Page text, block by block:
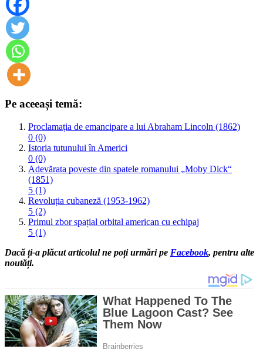
Pe aceeași temă:
Proclamația de emancipare a lui Abraham Lincoln (1862)
0 (0)
Istoria tutunului în Americi
0 (0)
Adevărata poveste din spatele romanului „Moby Dick“
(1851)
5 (1)
Revoluția cubaneză (1953-1962)
5 (2)
Primul zbor spațial orbital american cu echipaj
5 (1)
Dacă ți-a plăcut articolul ne poți urmări pe Facebook, pentru alte
noutăți.